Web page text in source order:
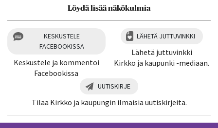
Löydä lisää näkökulmia
KESKUSTELE
FACEBOOKISSA
Keskustele ja kommentoi
Facebookissa
LÄHETÄ JUTTUVINKKI
Lähetä juttuvinkki
Kirkko ja kaupunki -mediaan.
UUTISKIRJE
Tilaa Kirkko ja kaupungin ilmaisia uutiskirjeitä.